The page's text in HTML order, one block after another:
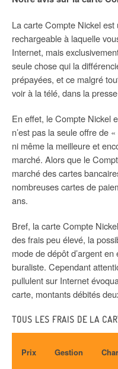
La carte Compte Nickel
rechargeable à laquelle
Internet, mais
seule chose qui la
prépayées, et ce malgré
voir à la télé, dans la
En effet, le Compte Nickel
n’est pas la seule offre de
ni même la meilleure et
marché. Alors que le
marché des cartes
nombreuses cartes de
ans.
Bref, la carte Compte
des frais peu élevé, la
mode de dépôt d’argent
buraliste. Cependant
pullulent sur Internet
carte, montants débités
TOUS LES FRAIS DE LA
Prix Gestion